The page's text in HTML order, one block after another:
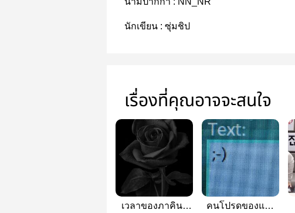
นักเขียน : ซุ่มชิป
เรื่องที่คุณอาจจะสนใจ
เวลาของภาคิน |
คนโปรดของแสง